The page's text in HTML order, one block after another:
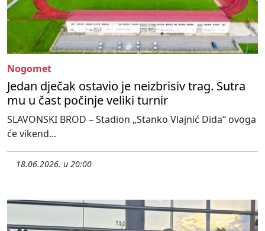
Nogomet
Jedan dječak ostavio je neizbrisiv trag. Sutra
mu u čast počinje veliki turnir
SLAVONSKI BROD – Stadion „Stanko Vlajnić Dida“ ovoga
će vikend...
18.06.2026. u 20:00